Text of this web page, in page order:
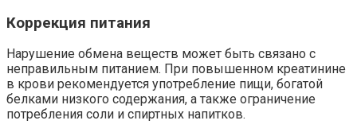
Коррекция питания
Нарушение обмена веществ может быть связано с
неправильным питанием. При повышенном креатинине
в крови рекомендуется употребление пищи, богатой
белками низкого содержания, а также ограничение
потребления соли и спиртных напитков.